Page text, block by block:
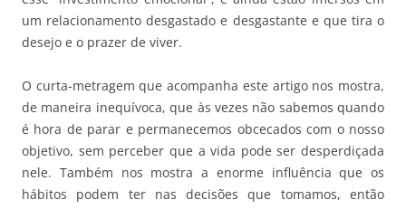
um relacionamento desgastado e desgastante e que tira o
desejo e o prazer de viver.
O curta-metragem que acompanha este artigo nos mostra,
de maneira inequívoca, que às vezes não sabemos quando
é hora de parar e permanecemos obcecados com o nosso
objetivo, sem perceber que a vida pode ser desperdiçada
nele. Também nos mostra a enorme influência que os
hábitos podem ter nas decisões que tomamos, então